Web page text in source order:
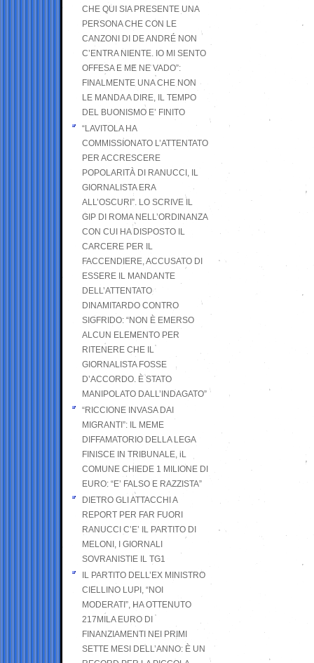
CHE QUI SIA PRESENTE UNA
PERSONA CHE CON LE
CANZONI DI DE ANDRÉ NON
C’ENTRA NIENTE. IO MI SENTO
OFFESA E ME NE VADO”:
FINALMENTE UNA CHE NON
LE MANDA A DIRE, IL TEMPO
DEL BUONISMO E’ FINITO
“LAVITOLA HA
COMMISSIONATO L’ATTENTATO
PER ACCRESCERE
POPOLARITÀ DI RANUCCI, IL
GIORNALISTA ERA
ALL’OSCURI”. LO SCRIVE IL
GIP DI ROMA NELL’ORDINANZA
CON CUI HA DISPOSTO IL
CARCERE PER IL
FACCENDIERE, ACCUSATO DI
ESSERE IL MANDANTE
DELL’ATTENTATO
DINAMITARDO CONTRO
SIGFRIDO: “NON È EMERSO
ALCUN ELEMENTO PER
RITENERE CHE IL
GIORNALISTA FOSSE
D’ACCORDO. È STATO
MANIPOLATO DALL’INDAGATO”
“RICCIONE INVASA DAI
MIGRANTI”: IL MEME
DIFFAMATORIO DELLA LEGA
FINISCE IN TRIBUNALE, iL
COMUNE CHIEDE 1 MILIONE DI
EURO: “E’ FALSO E RAZZISTA”
DIETRO GLI ATTACCHI A
REPORT PER FAR FUORI
RANUCCI C’E’ IL PARTITO DI
MELONI, I GIORNALI
SOVRANISTIE IL TG1
IL PARTITO DELL’EX MINISTRO
CIELLINO LUPI, “NOI
MODERATI”, HA OTTENUTO
217MILA EURO DI
FINANZIAMENTI NEI PRIMI
SETTE MESI DELL’ANNO: È UN